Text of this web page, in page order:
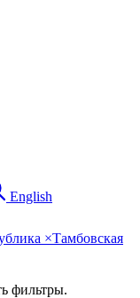
English
×Тамбовская
фильтры.